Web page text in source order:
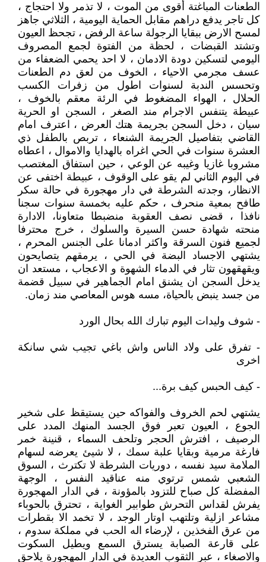
الطعنات المباغتة أقوى من الموت ، لا تذمر ولا احتجاج ،
كل تاجر يدفع دراهم مقابل الحماية اليومية ، الثلاثي جاهز
لمسح الارض ببقايا الرجولة ساعة الرفض ، تجحظ العيون
وتشتد القبضات ، لحظة من الفتوة لجمع المصروف
اليومي لتسكين دودة الادمان ، لا احد يحمي الضعفاء من
عسف مجرمي الاحياء ، الخوف من لعق دم الطعنات
وتحسس الندبة لسنوات اطول من زفرات الكسب
الحلال ، الهواء المضغوط في الرئة معقم بالخوف ،
عبيطة يتنفس الاجرام مند الصغر ، السجن او الحرية
سيان ، دخل السجن بجريمة هتك العرض ، اعترف امام
القاضي بتفاصيل الجريمة الشنعاء ، تربص بالطفل ذي
العشرة سنوات في الحي اغراه بالهدايا والاموال ، اعطاه
مشروبا غازيا وغيبه عن الوعي ، حين استفاق المغتصب
في اليوم الثاني لم يقو على الوقوف ، عبيطة اختفى عن
الانظار، وجدته الشرطة في دار مهجورة في حالة سكر
طافح بمعية منحرف ، حكم عليه بخمسة سنوات سجنا
نافذا ، قضى نصف العقوبة منضبطا متعاونا، الادارة
منحته شهادة حسن السيرة والسلوك ، خرج محترفا
لجميع فنون السرقة واكثر ادمانا على الجنس المحرم ،
يشتهي الاجساد البضة في الحي ، يرمقهم يتصايحون
ويقهقهون تثار في الدماء الشهوة و الاعجاب ، مستعد ان
يدخل السجن ان يشنق امام الجماهير في سبيل قضمة
من جسد ينبض بالحياة، مسه هوس المعاصي مند زمان.
- شوف وليدات اليوم تبارك الله بحال الورد
- تفرق على ولاد الناس واش باغي تجيب شي سانكة
اخرى
- كيف الحبس كيف برة...
يشتهي لحم الخروف والفواكه حين يستيقظ على شخير
الجوع ، العيون تعبر فوق الجسد المنهك المدد على
الرصيف ، افترش الحجر وتلحف السماء ، قنينة خمر
فارغة مرمية وبقايا علبة سمك ، لا شيئ يعرضه لسهام
الملامة سيد نفسه ، دوريات الشرطة لا تكترث ، السوق
الشعبي شمس ترتوي منه عناقيد النفس ، الوجهة
المفضلة كل صباح للتزود بالمؤونة ، في الدار المهجورة
يفرش لقداس التحرش طوابير الغواية ، تحترق بالحوباء
مشاعر ازلية وتلتهب اوتار الوجد ، لا تخمد الا بقطرات
من عرق الفخذين ، لإرضاء اله الحب في مملكة سدوم ،
على قارعة الصبابة يسترق السمع ويطيل السكوت
والاصغاء ، عبر الثقوب العديدة في الدار المهجورة يلاحق